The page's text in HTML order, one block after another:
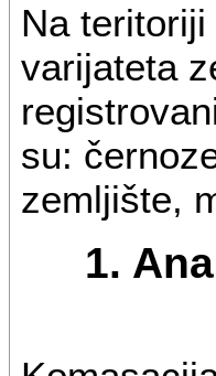
Na
varijateta
su:
zemljište,
1.